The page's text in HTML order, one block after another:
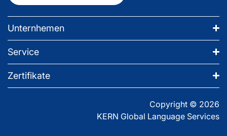
Unternhemen
Service
Zertifikate
Copyright © 2026
KERN Global Language Services